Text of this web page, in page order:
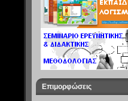
Επιμορφώσεις